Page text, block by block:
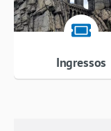
Ingressos